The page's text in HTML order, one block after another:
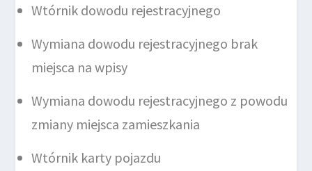
Wtórnik dowodu rejestracyjnego
Wymiana dowodu rejestracyjnego brak
miejsca na wpisy
Wymiana dowodu rejestracyjnego z powodu
zmiany miejsca zamieszkania
Wtórnik karty pojazdu